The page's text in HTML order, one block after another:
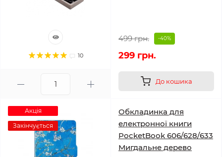
10
499 грн. -40%
299 грн.
До кошика
Акція
Закінчується
Обкладинка для
електронної книги
PocketBook 606/628/633
Мигдальне дерево